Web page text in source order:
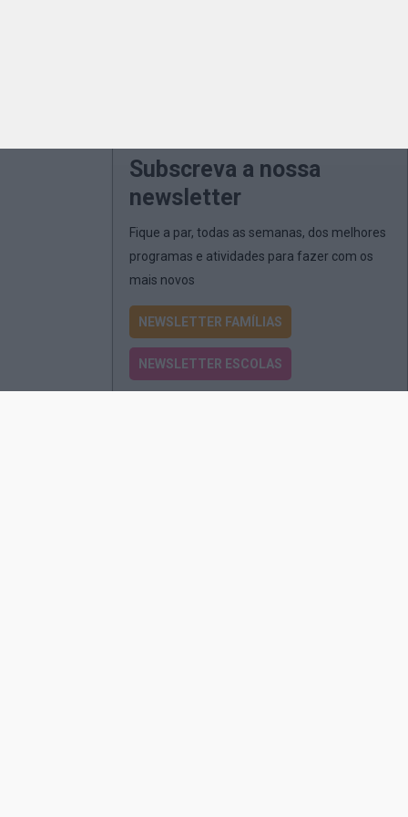
Subscreva a nossa
newsletter
Fique a par, todas as semanas, dos melhores
programas e atividades para fazer com os
mais novos
NEWSLETTER FAMÍLIAS
NEWSLETTER ESCOLAS